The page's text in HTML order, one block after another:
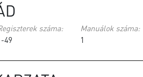
száma:
49
Manuálok száma:
1